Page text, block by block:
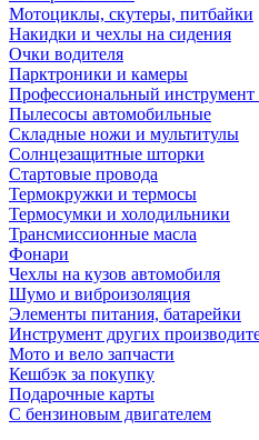
Мотоциклы, скутеры, питбайки
Накидки и чехлы на сидения
Очки водителя
Парктроники и камеры
Профессиональный инструмент
Пылесосы автомобильные
Складные ножи и мультитулы
Солнцезащитные шторки
Стартовые провода
Термокружки и термосы
Термосумки и холодильники
Трансмиссионные масла
Фонари
Чехлы на кузов автомобиля
Шумо и виброизоляция
Элементы питания, батарейки
Инструмент других
Мото и вело запчасти
Кешбэк за покупку
Подарочные карты
С бензиновым двигателем